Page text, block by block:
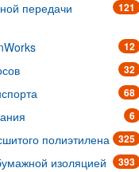
121
передачи
12
32
68
6
325
полиэтилена
393
изоляцией